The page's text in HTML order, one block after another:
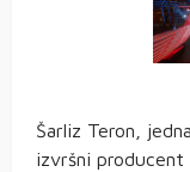
Šarliz Teron,
izvršni